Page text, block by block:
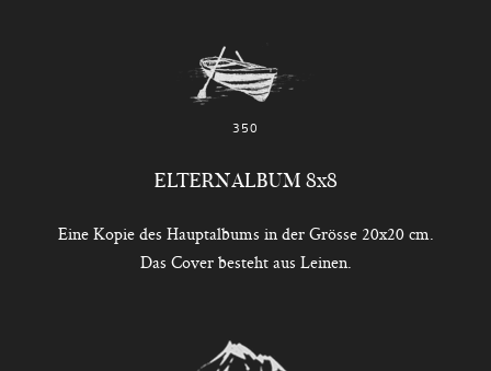
350
ELTERNALBUM 8x8
Eine Kopie des Hauptalbums in der Grösse 20x20 cm.
Das Cover besteht aus Leinen.